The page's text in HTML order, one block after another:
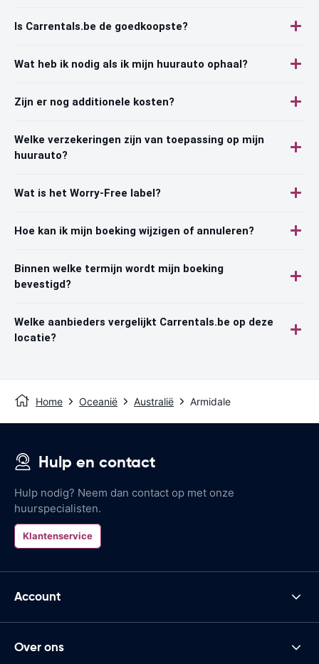
Is Carrentals.be de goedkoopste?
Wat heb ik nodig als ik mijn huurauto ophaal?
Zijn er nog additionele kosten?
Welke verzekeringen zijn van toepassing op mijn
huurauto?
Wat is het Worry-Free label?
Hoe kan ik mijn boeking wijzigen of annuleren?
Binnen welke termijn wordt mijn boeking
bevestigd?
Welke aanbieders vergelijkt Carrentals.be op deze
locatie?
Home Oceanië Australië Armidale
Hulp en contact
Hulp nodig? Neem dan contact op met onze
huurspecialisten.
Klantenservice
Account
Over ons